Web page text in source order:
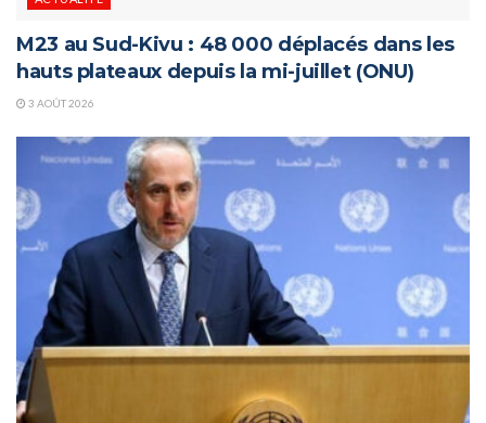
M23 au Sud-Kivu : 48 000 déplacés dans les
hauts plateaux depuis la mi-juillet (ONU)
3 AOÛT 2026